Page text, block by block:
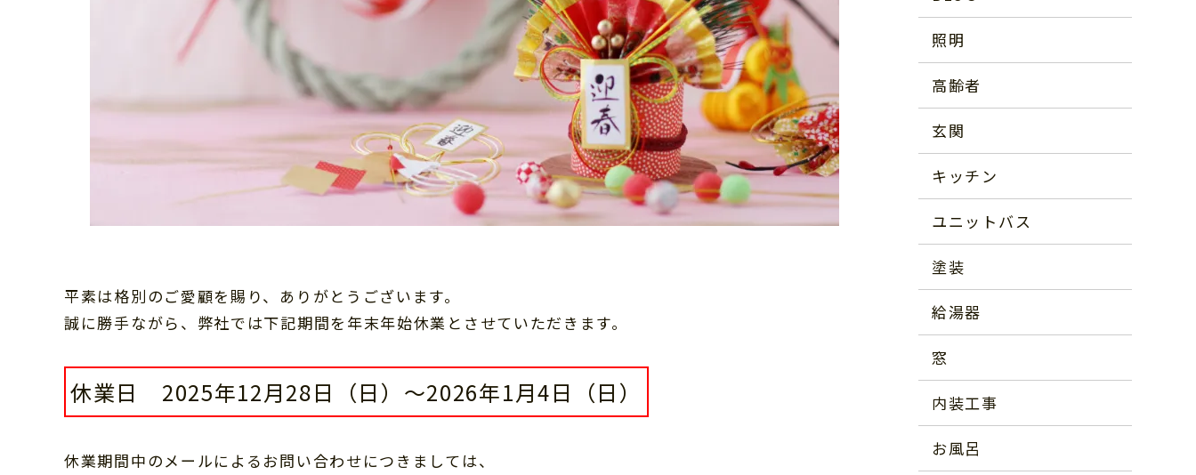
平素は格別のご愛顧を賜り、ありがとうございます。
誠に勝手ながら、弊社では下記期間を年末年始休業とさせていただきます。
休業日 2025年12月28日（日）〜2026年1月4日（日）
休業期間中のメールによるお問い合わせにつきましては、
照明
高齢者
玄関
キッチン
ユニットバス
塗装
給湯器
窓
内装工事
お風呂